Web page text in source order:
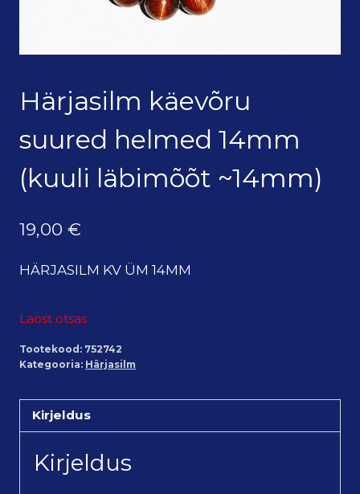
Härjasilm käevõru
suured helmed 14mm
(kuuli läbimõõt ~14mm)
19,00 €
HÄRJASILM KV ÜM 14MM
Laost otsas
Tootekood: 752742
Kategooria: Härjasilm
Kirjeldus
Kirjeldus